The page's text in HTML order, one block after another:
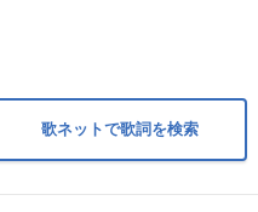
歌ネットで歌詞を検索